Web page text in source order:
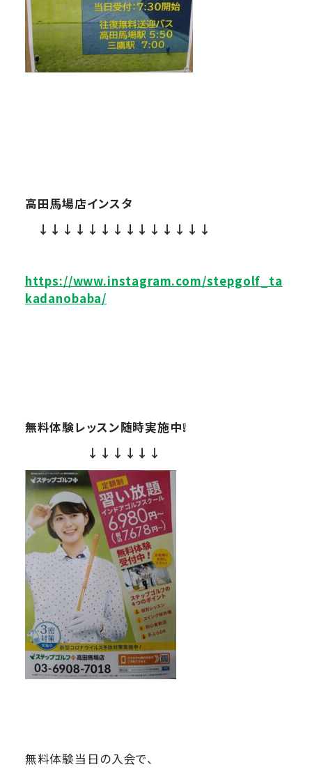
高田馬場店インスタ
↓↓↓↓↓↓↓↓↓↓↓↓↓↓
https://www.instagram.com/stepgolf_ta
kadanobaba/
無料体験レッスン随時実施中❕
↓↓↓↓↓↓
無料体験当日の入会で、